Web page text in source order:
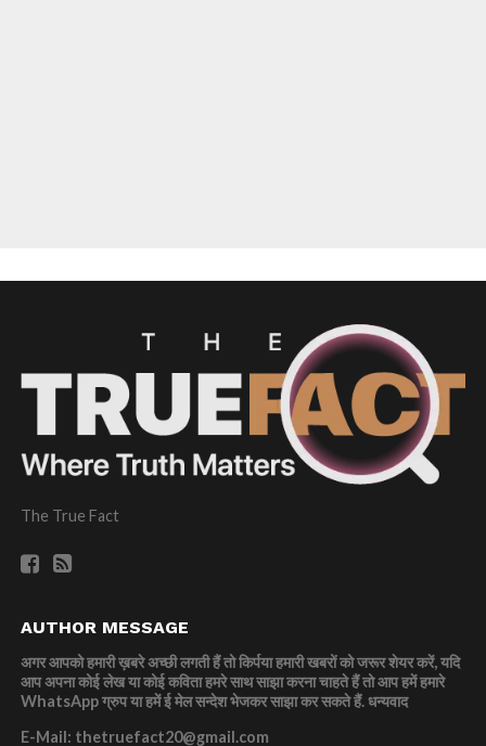
The True Fact
AUTHOR MESSAGE
अगर आपको हमारी ख़बरे अच्छी लगती हैं तो किर्पया हमारी खबरों को जरूर शेयर करें, यदि
आप अपना कोई लेख या कोई कविता हमरे साथ साझा करना चाहते हैं तो आप हमें हमारे
WhatsApp ग्रुप या हमें ई मेल सन्देश भेजकर साझा कर सकते हैं.धन्यवाद
E-Mail: thetruefact20@gmail.com